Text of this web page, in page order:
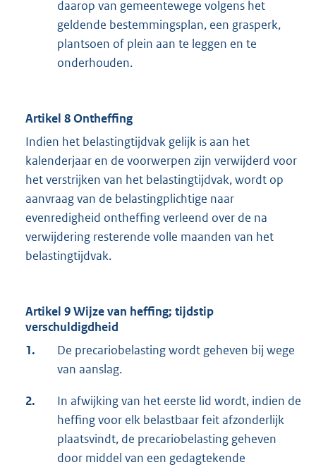
daarop van gemeentewege volgens het
geldende bestemmingsplan, een grasperk,
plantsoen of plein aan te leggen en te
onderhouden.
Artikel 8 Ontheffing
Indien het belastingtijdvak gelijk is aan het
kalenderjaar en de voorwerpen zijn verwijderd voor
het verstrijken van het belastingtijdvak, wordt op
aanvraag van de belastingplichtige naar
evenredigheid ontheffing verleend over de na
verwijdering resterende volle maanden van het
belastingtijdvak.
Artikel 9 Wijze van heffing; tijdstip
verschuldigdheid
1.
De precariobelasting wordt geheven bij wege
van aanslag.
2.
In afwijking van het eerste lid wordt, indien de
heffing voor elk belastbaar feit afzonderlijk
plaatsvindt, de precariobelasting geheven
door middel van een gedagtekende